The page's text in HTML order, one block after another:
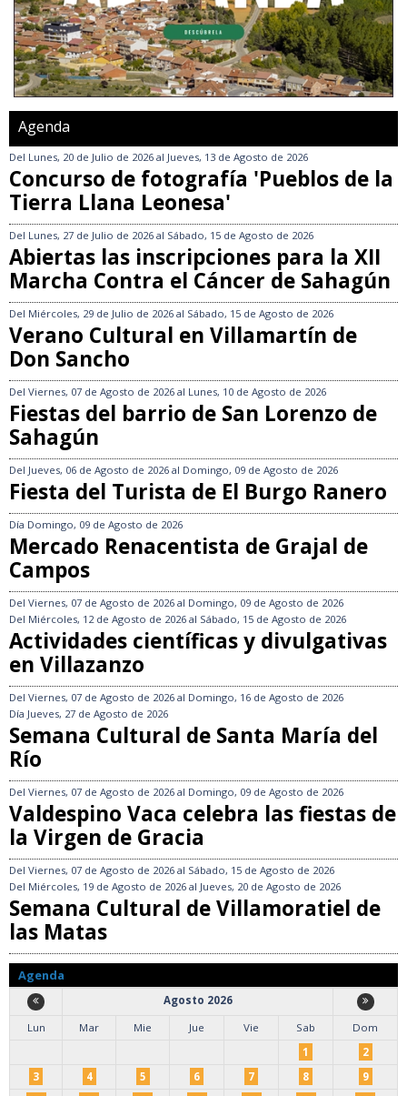
Agenda
Del Lunes, 20 de Julio de 2026 al Jueves, 13 de Agosto de 2026
Concurso de fotografía 'Pueblos de la
Tierra Llana Leonesa'
Del Lunes, 27 de Julio de 2026 al Sábado, 15 de Agosto de 2026
Abiertas las inscripciones para la XII
Marcha Contra el Cáncer de Sahagún
Del Miércoles, 29 de Julio de 2026 al Sábado, 15 de Agosto de 2026
Verano Cultural en Villamartín de
Don Sancho
Del Viernes, 07 de Agosto de 2026 al Lunes, 10 de Agosto de 2026
Fiestas del barrio de San Lorenzo de
Sahagún
Del Jueves, 06 de Agosto de 2026 al Domingo, 09 de Agosto de 2026
Fiesta del Turista de El Burgo Ranero
Día Domingo, 09 de Agosto de 2026
Mercado Renacentista de Grajal de
Campos
Del Viernes, 07 de Agosto de 2026 al Domingo, 09 de Agosto de 2026
Del Miércoles, 12 de Agosto de 2026 al Sábado, 15 de Agosto de 2026
Actividades científicas y divulgativas
en Villazanzo
Del Viernes, 07 de Agosto de 2026 al Domingo, 16 de Agosto de 2026
Día Jueves, 27 de Agosto de 2026
Semana Cultural de Santa María del
Río
Del Viernes, 07 de Agosto de 2026 al Domingo, 09 de Agosto de 2026
Valdespino Vaca celebra las fiestas de
la Virgen de Gracia
Del Viernes, 07 de Agosto de 2026 al Sábado, 15 de Agosto de 2026
Del Miércoles, 19 de Agosto de 2026 al Jueves, 20 de Agosto de 2026
Semana Cultural de Villamoratiel de
las Matas
Agenda
Agosto 2026
Lun
Mar Mie Jue Vie Sab
Dom
1
2
3
4 5 6 7 8
9